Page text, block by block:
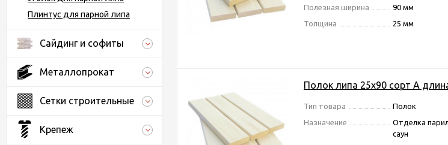
Плинтус для парной липа
Сайдинг и софиты
Металлопрокат
Сетки строительные
Крепеж
Полезная ширина
90 мм
Толщина
25 мм
Полок липа 25х90 сорт А
Тип товара
Полок
Назначение
Отделка
саун